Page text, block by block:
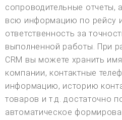
сопроводительные отчеты,
всю информацию по рейсу
ответственность за
выполненной работы. При
CRM вы можете хранить
компании, контактные
информацию, историю
товаров и т.д. достаточно
автоматическое